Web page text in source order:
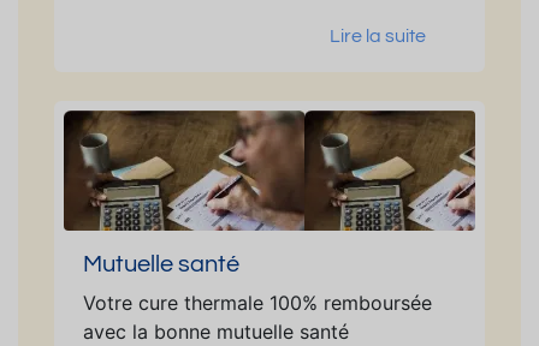
Lire la suite
Mutuelle santé
Votre cure thermale 100% remboursée
avec la bonne mutuelle santé